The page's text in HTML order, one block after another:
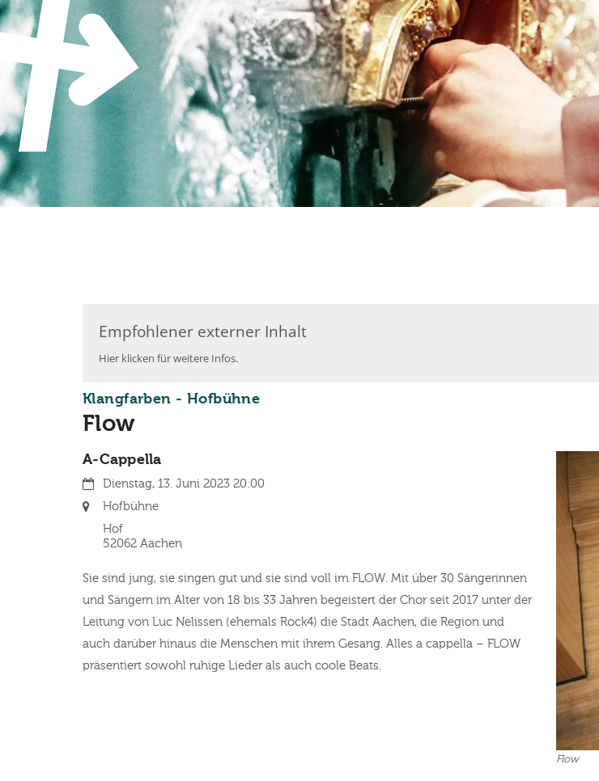
Zum Inhalt springen
Empfohlener externer Inhalt
Hier klicken für weitere Infos.
Klangfarben - Hofbühne:
Flow
Flow
A-Cappella
Datum:Dienstag, 13. Juni 2023 20:00
Ort:
Hofbühne
Hof
52062 Aachen
Sie sind jung, sie singen gut und sie sind voll im FLOW. Mit über 30 Sängerinnen
und Sängern im Alter von 18 bis 33 Jahren begeistert der Chor seit 2017 unter der
Leitung von Luc Nelissen (ehemals Rock4) die Stadt Aachen, die Region und
auch darüber hinaus die Menschen mit ihrem Gesang. Alles a cappella – FLOW
präsentiert sowohl ruhige Lieder als auch coole Beats.